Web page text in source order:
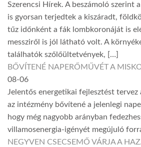
Szerencsi Hírek. A beszámoló szerint
is gyorsan terjedtek a kiszáradt,
tűz időnként a fák lombkoronáját is
messziről is jól látható volt. A
találhatók szőlőültetvények, […]
BŐVÍTENÉ NAPERŐMŰVÉT A
08-06
Jelentős energetikai fejlesztést tervez
az intézmény bővítené a jelenlegi
hogy még nagyobb arányban
villamosenergia-igényét megújuló
NEGYVEN CSECSEMŐ VÁRJA A